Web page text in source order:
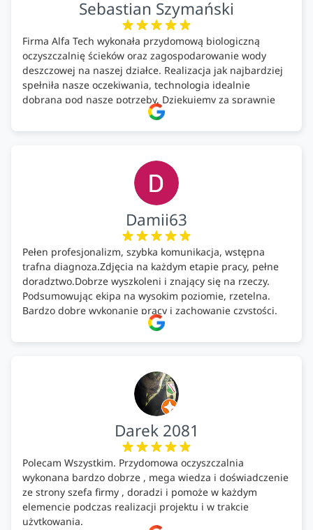
Sebastian Szymański
Firma Alfa Tech wykonała przydomową biologiczną
oczyszczalnię ścieków oraz zagospodarowanie wody
deszczowej na naszej działce. Realizacja jak najbardziej
spełniła nasze oczekiwania, technologia idealnie
dobrana pod nasze potrzeby. Dziękujemy za sprawnie
wykonany montaż w świetnej atmosferze! Polecam!
Damii63
Pełen profesjonalizm, szybka komunikacja, wstępna
trafna diagnoza.Zdjęcia na każdym etapie pracy, pełne
doradztwo.Dobrze wyszkoleni i znający się na rzeczy.
Podsumowując ekipa na wysokim poziomie, rzetelna.
Bardzo dobre wykonanie pracy i zachowanie czystości.
Darek 2081
Polecam Wszystkim. Przydomowa oczyszczalnia
wykonana bardzo dobrze , mega wiedza i doświadczenie
ze strony szefa firmy , doradzi i pomoże w każdym
elemencie podczas realizacji projektu i w trakcie
użytkowania.